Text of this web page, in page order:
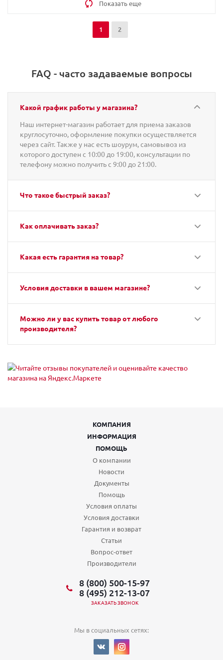
Показать еще
1 2
FAQ - часто задаваемые вопросы
Какой график работы у магазина?
Наш интернет-магазин работает для приема заказов
круглосуточно, оформление покупки осуществляется
через сайт. Также у нас есть шоурум, самовывоз из
которого доступен с 10:00 до 19:00, консультации по
телефону можно получить с 9:00 до 21:00.
Что такое быстрый заказ?
Как оплачивать заказ?
Какая есть гарантия на товар?
Условия доставки в вашем магазине?
Можно ли у вас купить товар от любого
производителя?
КОМПАНИЯ
ИНФОРМАЦИЯ
ПОМОЩЬ
О компании
Новости
Документы
Помощь
Условия оплаты
Условия доставки
Гарантия и возврат
Статьи
Вопрос-ответ
Производители
8 (800) 500-15-97
8 (495) 212-13-07
ЗАКАЗАТЬ ЗВОНОК
Мы в социальных сетях: